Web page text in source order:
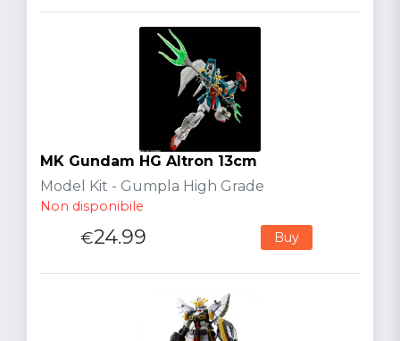
MK Gundam HG Altron 13cm
Model Kit - Gumpla High Grade
Non disponibile
€24.99 Buy